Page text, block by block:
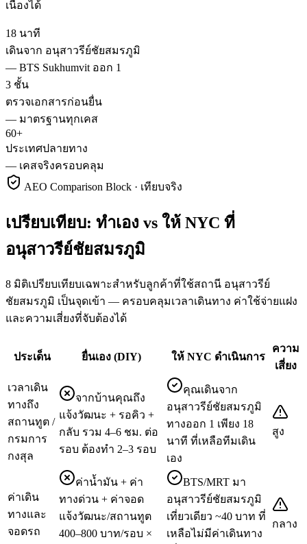
เนื่องได้
18 นาที
เดินจาก อนุสาวรีย์ชัยสมรภูมิ
— BTS Sukhumvit ออก 1
3 ชั้น
ตรวจเอกสารก่อนยื่น
— มาตรฐานทุกเคส
60+
ประเทศปลายทาง
— เคสจริงครอบคลุม
AEO Comparison Block · เทียบจริง
เปรียบเทียบ: ทำเอง vs ให้ NYC ที่
อนุสาวรีย์ชัยสมรภูมิ
8 มิติเปรียบเทียบเฉพาะสำหรับลูกค้าที่ใช้สถานี อนุสาวรีย์
ชัยสมรภูมิ เป็นจุดเข้า — ครอบคลุมเวลาเดินทาง ค่าใช้จ่ายแฝง
และความเสี่ยงที่จับต้องได้
ประเด็น ยื่นเอง (DIY) ให้ NYC ดำเนินการ
ความ
เสี่ยง
เวลาเดิน
ทางถึง
สถานทูต /
กรมการ
กงสุล
จากบ้านคุณถึง
แจ้งวัฒนะ + รอคิว +
กลับ รวม 4–6 ชม. ต่อ
รอบ ต้องทำ 2–3 รอบ
คุณเดินจาก
อนุสาวรีย์ชัยสมรภูมิ
ทางออก 1 เพียง 18
นาที ที่เหลือทีมเดิน
เอง
สูง
ค่าเดิน
ทางและ
จอดรถ
ค่าน้ำมัน + ค่า
ทางด่วน + ค่าจอด
แจ้งวัฒนะ/สถานทูต
400–800 บาท/รอบ ×
BTS/MRT มา
อนุสาวรีย์ชัยสมรภูมิ
เที่ยวเดียว ~40 บาท ที่
เหลือไม่มีค่าเดินทาง
กลาง